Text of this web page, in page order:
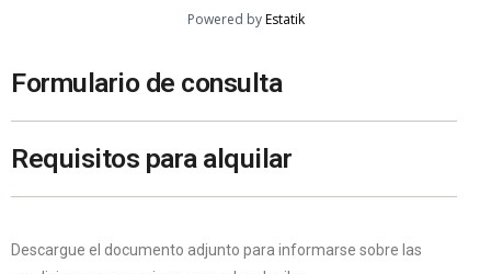
Powered byEstatik
Formulario de consulta
Requisitos para alquilar
Descargue el documento adjunto para informarse sobre las